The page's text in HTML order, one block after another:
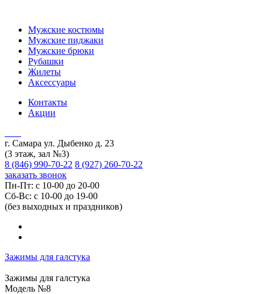
Мужские костюмы
Мужские пиджаки
Мужские брюки
Рубашки
Жилеты
Аксессуары
Контакты
Акции
г. Самара ул. Дыбенко д. 23
(3 этаж, зал №3)
8 (846) 990-70-22 8 (927) 260-70-22
заказать звонок
Пн-Пт: с 10-00 до 20-00
Сб-Вс: с 10-00 до 19-00
(без выходных и праздников)
Зажимы для галстука
Зажимы для галстука
Модель №8